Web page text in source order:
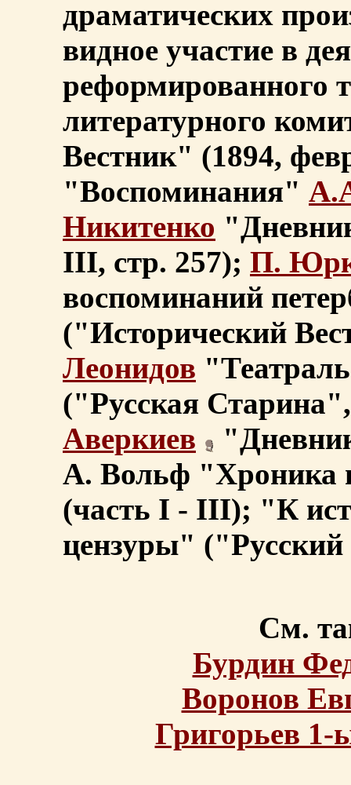
драматических
видное участие в
реформированного
литературного
Вестник" (1894,
"Воспоминания"
Никитенко
III, стр. 257); П.
воспоминаний
("Исторический
Леонидов
("Русская
Аверкиев
А. Вольф "Хроника
(часть I - III); "К
цензуры"
См.
Бурдин
Воронов
Григорьев